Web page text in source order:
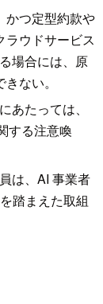
かつ定型約款や
ラウドサービス
場合には、原
ない。
あたっては、
する注意喚
は、AI 事業者
踏まえた取組